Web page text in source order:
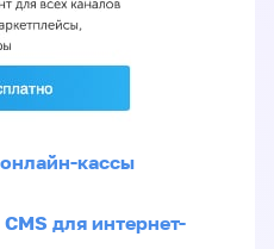
кассы
CMS для интернет-